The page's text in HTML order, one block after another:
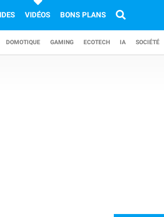
VIDÉOS BONS PLANS
DOMOTIQUE GAMING ECOTECH IA SOCIÉTÉ